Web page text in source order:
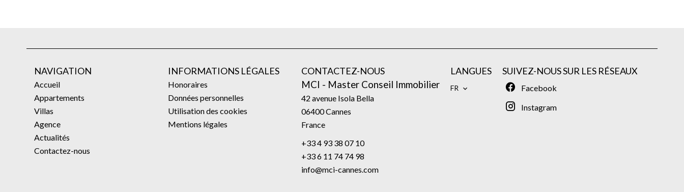
NAVIGATION
Accueil
Appartements
Villas
Agence
Actualités
Contactez-nous
INFORMATIONS LÉGALES
Honoraires
Données personnelles
Utilisation des cookies
Mentions légales
CONTACTEZ-NOUS
MCI - Master Conseil Immobilier
42 avenue Isola Bella
06400Cannes
France
+33 4 93 38 07 10
+33 6 11 74 74 98
info@mci-cannes.com
LANGUES
FR
SUIVEZ-NOUS SUR LES RÉSEAUX
Facebook
Instagram